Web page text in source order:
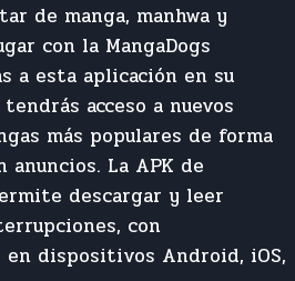
de manga, manhwa y
con la MangaDogs
a esta aplicación en su
acceso a nuevos
más populares de forma
La APK de
descargar y leer
con
dispositivos Android, iOS,